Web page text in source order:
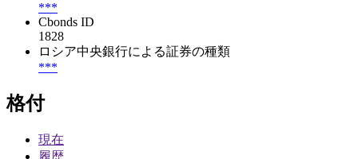
***
Cbonds ID
1828
ロシア中央銀行による証券の種類
***
格付
現在